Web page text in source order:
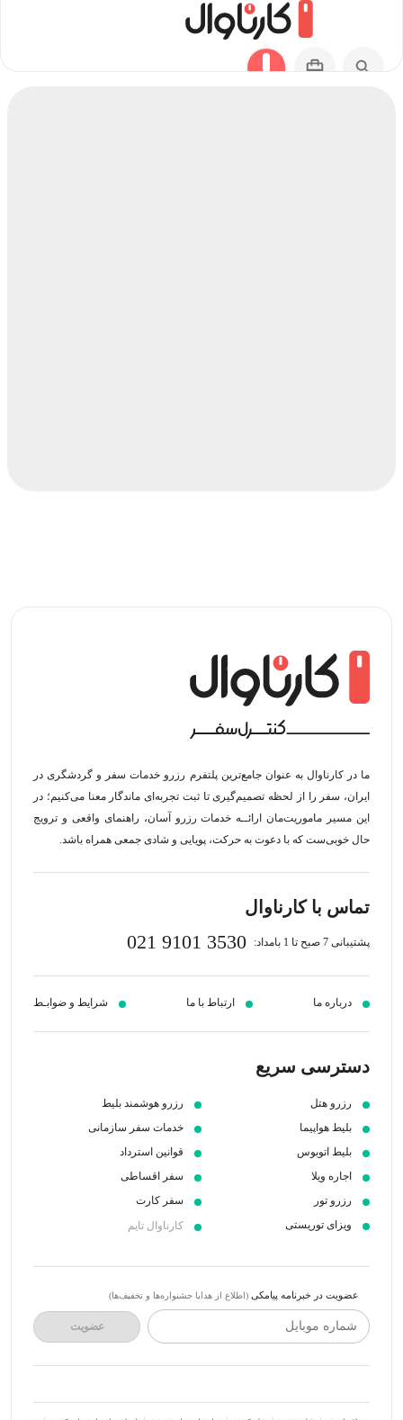
ما در کارناوال به عنوان جامع‌ترین پلتفرم رزرو خدمات سفر و گردشگری در
ایران، سفر را از لحظه‌ تصمیم‌گیری تا ثبت تجربه‌ای ماندگار معنا می‌کنیم؛ در
این مسیر‍ ماموریت‌مان اراﺋــﻪ خدمات رزرو آسان، راهنمای واقعی و ترویج
حال خوبی‌ست که با دعوت به حرکت، پویایی و شادی جمعی همراه باشد.
تماس با کارناوال
پشتیبانی 7 صبح تا 1 بامداد: 021 9101 3530
درباره ما ارتباط با ما شرایط و ضوابـط
دسترسی سریع
رزرو هتل
بلیط هواپیما
بلیط اتوبوس
اجاره ویلا
رزرو تور
ویزای توریستی
رزرو هوشمند بلیط
خدمات سفر سازمانی
قوانین استرداد
سفر اقساطی
سفر کارت
کارناوال تایم
عضویت در خبرنامه پیامکی (اطلاع از هدایا جشنواره‌ها و تخفیف‌ها)
شماره موبایل عضویت